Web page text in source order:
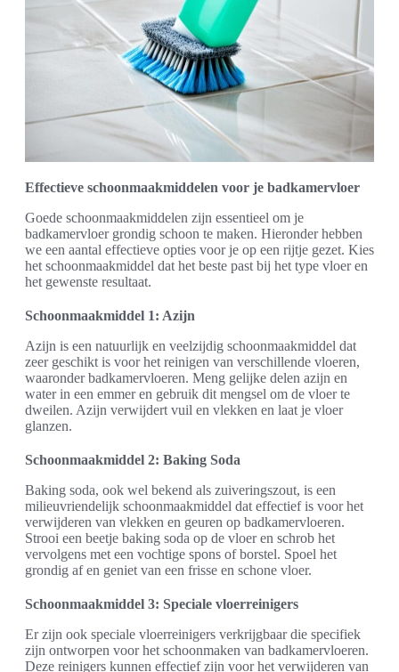
Effectieve schoonmaakmiddelen voor je badkamervloer
Goede schoonmaakmiddelen zijn essentieel om je
badkamervloer grondig schoon te maken. Hieronder hebben
we een aantal effectieve opties voor je op een rijtje gezet. Kies
het schoonmaakmiddel dat het beste past bij het type vloer en
het gewenste resultaat.
Schoonmaakmiddel 1: Azijn
Azijn is een natuurlijk en veelzijdig schoonmaakmiddel dat
zeer geschikt is voor het reinigen van verschillende vloeren,
waaronder badkamervloeren. Meng gelijke delen azijn en
water in een emmer en gebruik dit mengsel om de vloer te
dweilen. Azijn verwijdert vuil en vlekken en laat je vloer
glanzen.
Schoonmaakmiddel 2: Baking Soda
Baking soda, ook wel bekend als zuiveringszout, is een
milieuvriendelijk schoonmaakmiddel dat effectief is voor het
verwijderen van vlekken en geuren op badkamervloeren.
Strooi een beetje baking soda op de vloer en schrob het
vervolgens met een vochtige spons of borstel. Spoel het
grondig af en geniet van een frisse en schone vloer.
Schoonmaakmiddel 3: Speciale vloerreinigers
Er zijn ook speciale vloerreinigers verkrijgbaar die specifiek
zijn ontworpen voor het schoonmaken van badkamervloeren.
Deze reinigers kunnen effectief zijn voor het verwijderen van